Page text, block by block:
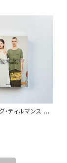
・ティルマンス W
| four bo